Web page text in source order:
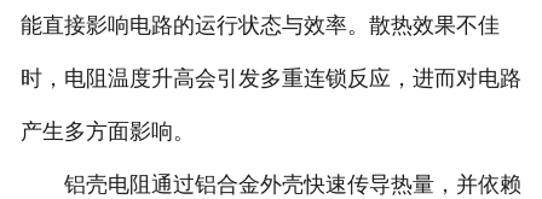
公司风采
能直接影响电路的运行状态与效率。散热效果不佳
时，电阻温度升高会引发多重连锁反应，进而对电路
产生多方面影响。
铝壳电阻通过铝合金外壳快速传导热量，并依赖